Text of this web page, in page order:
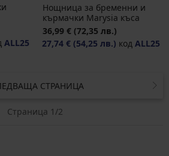
ALL25
Нощница за бременни и
кърмачки Marysia къса
36,99 € (72,35 лв.)
27,74 € (54,25 лв.) код ALL25
СТРАНИЦА
Страница 1/2